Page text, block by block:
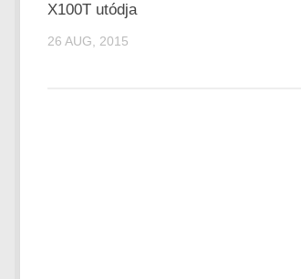
X100T utódja
26 AUG, 2015